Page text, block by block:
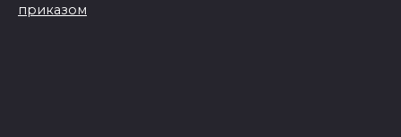
приказом